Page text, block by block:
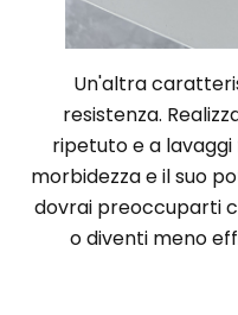
Un'altra
resistenza.
ripetuto e a
morbidezza e il suo
dovrai preoccuparti
o diventi meno